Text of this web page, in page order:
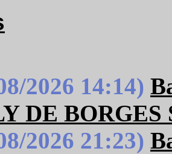
2026 14:14)
DE BORGES
2026 21:23)